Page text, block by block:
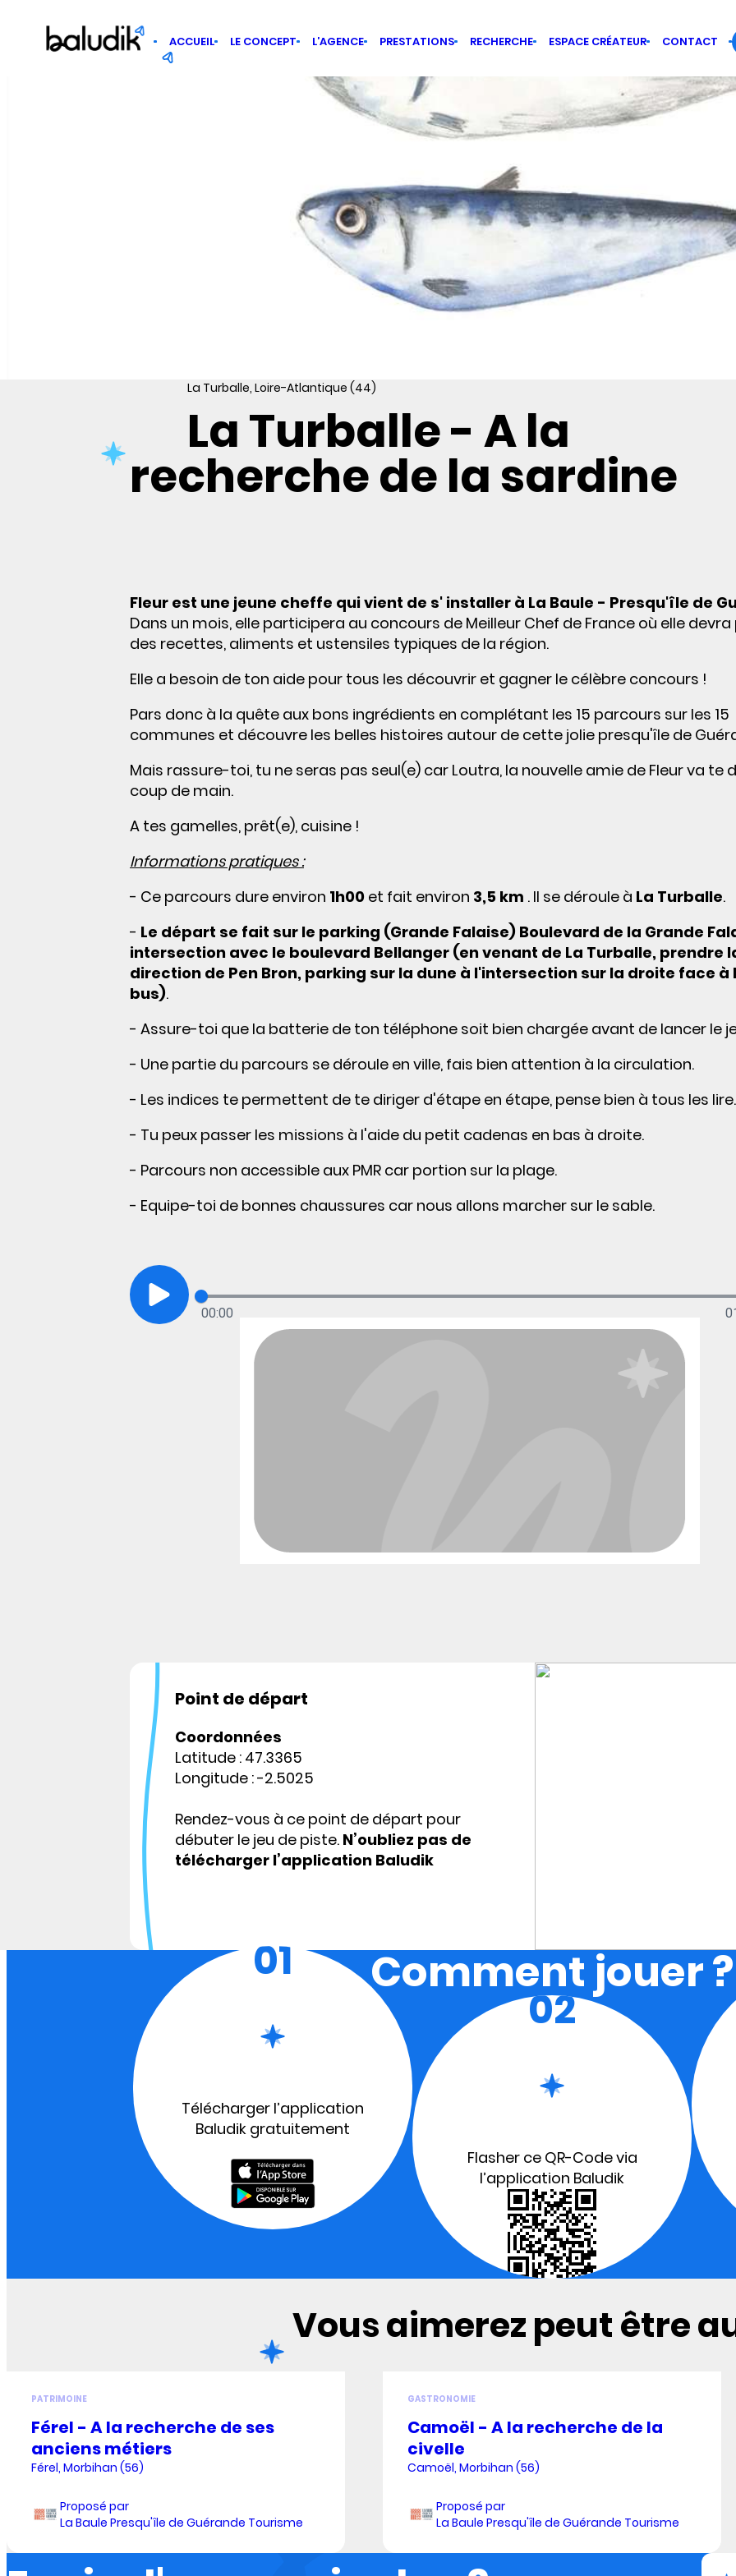
ACCUEIL LE CONCEPT L’AGENCE PRESTATIONS RECHERCHE ESPACE CRÉATEUR CONTACT
La Turballe, Loire-Atlantique (44)
La Turballe - A la
recherche de la sardine
Fleur est une jeune cheffe qui vient de s' installer à La Baule - Presqu'île de
Dans un mois, elle participera au concours de Meilleur Chef de France où elle
des recettes, aliments et ustensiles typiques de la région.
Elle a besoin de ton aide pour tous les découvrir et gagner le célèbre concours !
Pars donc à la quête aux bons ingrédients en complétant les 15 parcours sur les 15
communes et découvre les belles histoires autour de cette jolie presqu'île de
Mais rassure-toi, tu ne seras pas seul(e) car Loutra, la nouvelle amie de Fleur va te
coup de main.
A tes gamelles, prêt(e), cuisine !
Informations pratiques :
- Ce parcours dure environ 1h00 et fait environ 3,5 km . Il se déroule à La Turballe.
- Le départ se fait sur le parking (Grande Falaise) Boulevard de la Grande
intersection avec le boulevard Bellanger (en venant de La Turballe, prendre
direction de Pen Bron, parking sur la dune à l'intersection sur la droite face à
bus).
- Assure-toi que la batterie de ton téléphone soit bien chargée avant de lancer le
- Une partie du parcours se déroule en ville, fais bien attention à la circulation.
- Les indices te permettent de te diriger d'étape en étape, pense bien à tous les lire.
- Tu peux passer les missions à l'aide du petit cadenas en bas à droite.
- Parcours non accessible aux PMR car portion sur la plage.
- Equipe-toi de bonnes chaussures car nous allons marcher sur le sable.
00:00
Point de départ
Coordonnées
Latitude : 47.3365
Longitude : -2.5025
Rendez-vous à ce point de départ pour
débuter le jeu de piste. N’oubliez pas de
télécharger l’application Baludik
Comment jouer ?
01
Télécharger l’application
Baludik gratuitement
02
Flasher ce QR-Code via
l’application Baludik
Vous aimerez peut être
PATRIMOINE
Férel - A la recherche de ses
anciens métiers
Férel, Morbihan (56)
Proposé par
La Baule Presqu'île de Guérande Tourisme
GASTRONOMIE
Camoël - A la recherche de la
civelle
Camoël, Morbihan (56)
Proposé par
La Baule Presqu'île de Guérande Tourisme